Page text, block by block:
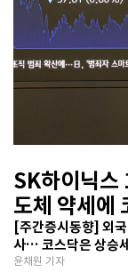
SK하이닉
도체 약세에
[주간증시동향] 외
사… 코스닥은 상승
윤채원 기자